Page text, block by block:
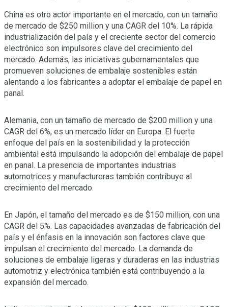
China es otro actor importante en el mercado, con un tamaño
de mercado de $250 million y una CAGR del 10%. La rápida
industrialización del país y el creciente sector del comercio
electrónico son impulsores clave del crecimiento del
mercado. Además, las iniciativas gubernamentales que
promueven soluciones de embalaje sostenibles están
alentando a los fabricantes a adoptar el embalaje de papel en
panal.
Alemania, con un tamaño de mercado de $200 million y una
CAGR del 6%, es un mercado líder en Europa. El fuerte
enfoque del país en la sostenibilidad y la protección
ambiental está impulsando la adopción del embalaje de papel
en panal. La presencia de importantes industrias
automotrices y manufactureras también contribuye al
crecimiento del mercado.
En Japón, el tamaño del mercado es de $150 million, con una
CAGR del 5%. Las capacidades avanzadas de fabricación del
país y el énfasis en la innovación son factores clave que
impulsan el crecimiento del mercado. La demanda de
soluciones de embalaje ligeras y duraderas en las industrias
automotriz y electrónica también está contribuyendo a la
expansión del mercado.